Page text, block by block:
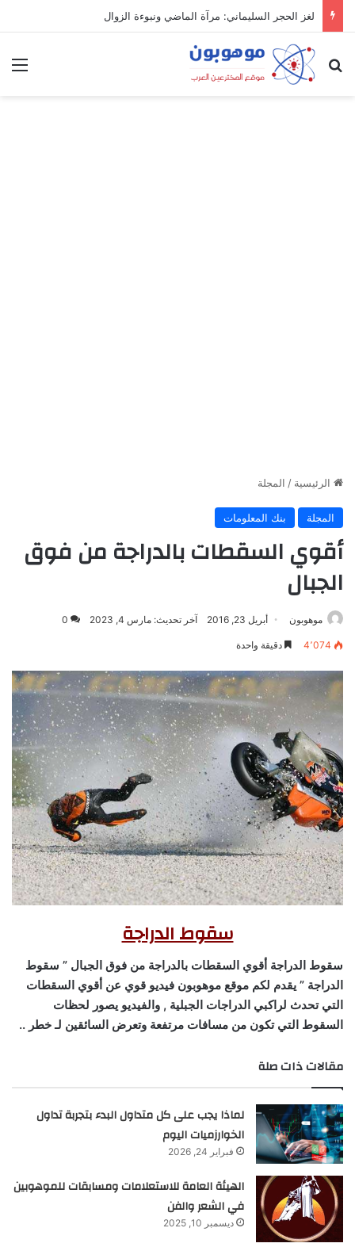
لغز الحجر السليماني: مرآة الماضي ونبوءة الزوال
بحث عن
الرئيسية / المجلة
المجلة بنك المعلومات
أقوي السقطات بالدراجة من فوق
الجبال
موهوبون أبريل 23, 2016 آخر تحديث: مارس 4, 2023 0
4٬074 دقيقة واحدة
سقوط الدراجة
سقوط الدراجة أقوي السقطات بالدراجة من فوق الجبال ” سقوط
الدراجة ” يقدم لكم موقع موهوبون فيديو قوي عن أقوي السقطات
التي تحدث لراكبي الدراجات الجبلية , والفيديو يصور لحظات
السقوط التي تكون من مسافات مرتفعة وتعرض السائقين لـ خطر ..
مقالات ذات صلة
لماذا يجب على كل متداول البدء بتجربة تداول
الخوارزميات اليوم
فبراير 24, 2026
الهيئة العامة للاستعلامات ومسابقات للموهوبين
في الشعر والفن
ديسمبر 10, 2025